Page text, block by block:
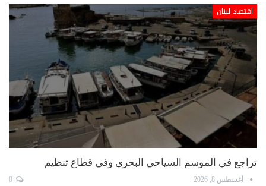
اقتصاد لبنان
تراجع في الموسم السياحي البحري وفي قطاع تنظيم
أغسطس 8, 2026